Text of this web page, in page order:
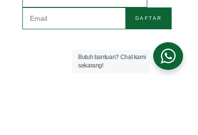
DAFTAR
Butuh bantuan? Chat kami
sekarang!